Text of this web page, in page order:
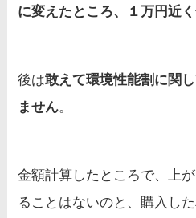
に変えたところ、１万円近
後は敢えて環境性能割に関
ません。
金額計算したところで、上
ることはないのと、購入し